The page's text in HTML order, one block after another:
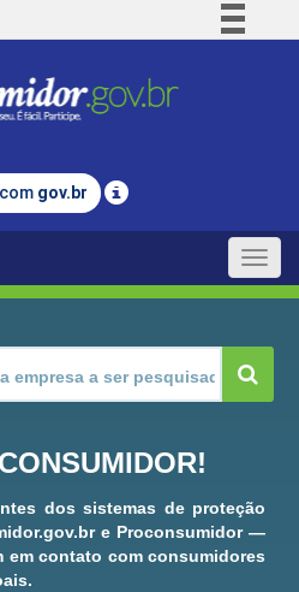
Comunica BR
Legislação
gov.br
Toggle
dos sistemas de proteção
e Proconsumidor —
em contato com consumidores